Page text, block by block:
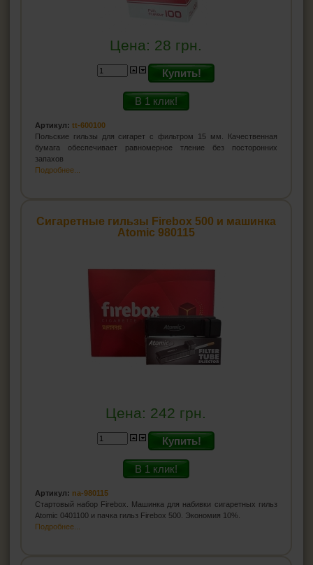
Цена: 28 грн.
Купить!
В 1 клик!
Артикул: tt-600100
Польские гильзы для сигарет с фильтром 15 мм. Качественная
бумага обеспечивает равномерное тление без посторонних
запахов
Подробнее...
Сигаретные гильзы Firebox 500 и машинка
Atomic 980115
Цена: 242 грн.
Купить!
В 1 клик!
Артикул: na-980115
Стартовый набор Firebox. Машинка для набивки сигаретных гильз
Atomic 0401100 и пачка гильз Firebox 500. Экономия 10%.
Подробнее...